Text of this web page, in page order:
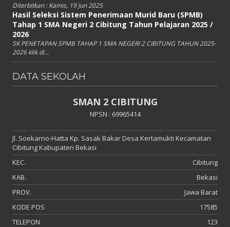
Diterbitkan :Kamis, 19 Jun 2025
Hasil Seleksi Sistem Penerimaan Murid Baru (SPMB)
Tahap 1 SMA Negeri 2 Cibitung Tahun Pelajaran 2025 /
2026
SK PENETAPAN SPMB TAHAP 1 SMA NEGERI 2 CIBITUNG TAHUN 2025-
2026 klik di...
DATA SEKOLAH
SMAN 2 CIBITUNG
NPSN : 69965414
Jl. Soekarno-Hatta Kp. Sasak Bakar Desa Kertamukti Kecamatan
Cibitung Kabupaten Bekasi
KEC.
Cibitung
KAB.
Bekasi
PROV.
Jawa Barat
KODE POS
17585
TELEPON
123